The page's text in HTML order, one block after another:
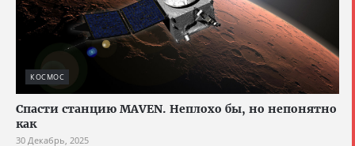
КОСМОС
Спасти станцию MAVEN. Неплохо бы, но непонятно
как
30 Декабрь, 2025